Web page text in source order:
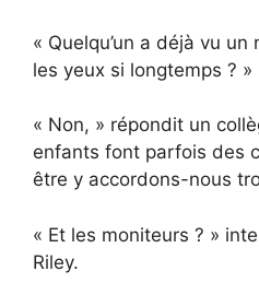
« Quelqu’un a déjà vu
les yeux si longtemps ? »
« Non, » répondit un
enfants font parfois des
être y accordons-nous
« Et les moniteurs ? »
Riley.